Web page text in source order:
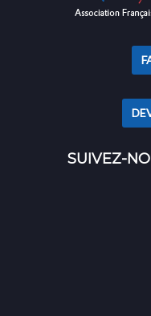
SUIVEZ-